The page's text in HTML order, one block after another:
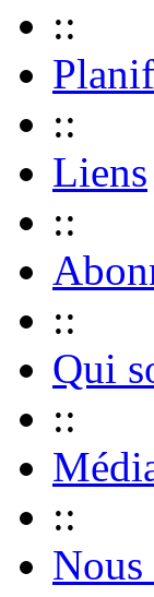
::
Planif
::
Liens
::
::
Qui
::
::
Nous